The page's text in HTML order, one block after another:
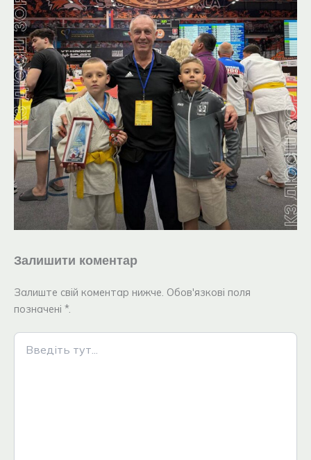
Залишити коментар
Залиште свій коментар нижче. Обов'язкові поля
позначені *.
Введіть
тут...